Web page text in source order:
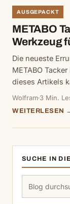
AUSGEPACKT
METABO
Werkzeug
Die neueste
METABO
dieses Artikels
Wolfram 3 Min.
WEITERLESEN
SUCHE IN
Suchen